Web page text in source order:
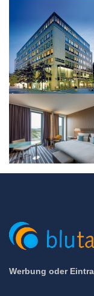
Werbung oder